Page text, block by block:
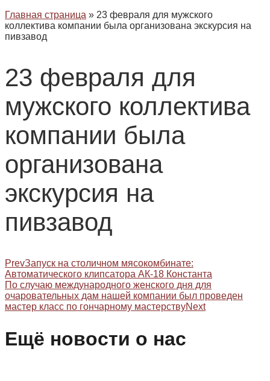
Главная страница » 23 февраля для мужского
коллектива компании была организована экскурсия на
пивзавод
23 февраля для
мужского коллектива
компании была
организована
экскурсия на
пивзавод
PrevЗапуск на столичном мясокомбинате:
Автоматического клипсатора АК-18 Константа
По случаю международного женского дня для
очаровательных дам нашей компании был проведен
мастер класс по гончарному мастерствуNext
Ещё новости о нас